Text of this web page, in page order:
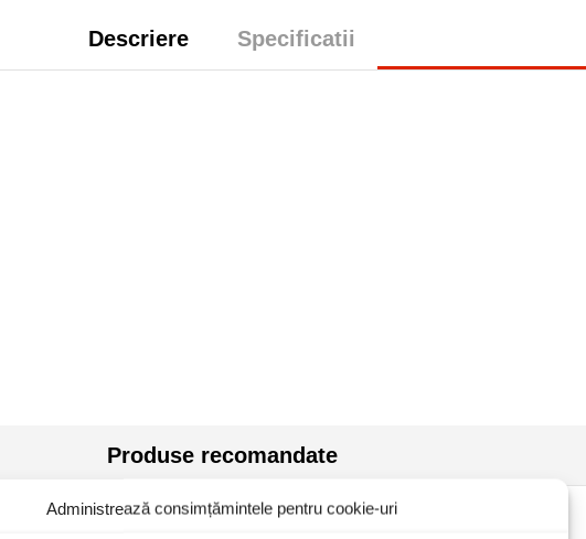
Administrează consimțămintele pentru cookie-uri
Descriere Specificatii
Produse recomandate